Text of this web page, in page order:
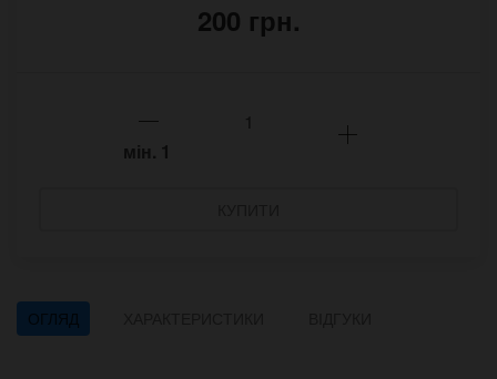
200 грн.
мін. 1
ОГЛЯД